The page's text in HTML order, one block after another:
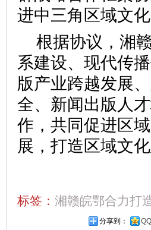
进中三角区域文
根据协议，湘
系建设、现代传
版产业跨越发展
全、新闻出版人
作，共同促进区
展，打造区域文
标签： 湘赣皖鄂合力打
分享到：